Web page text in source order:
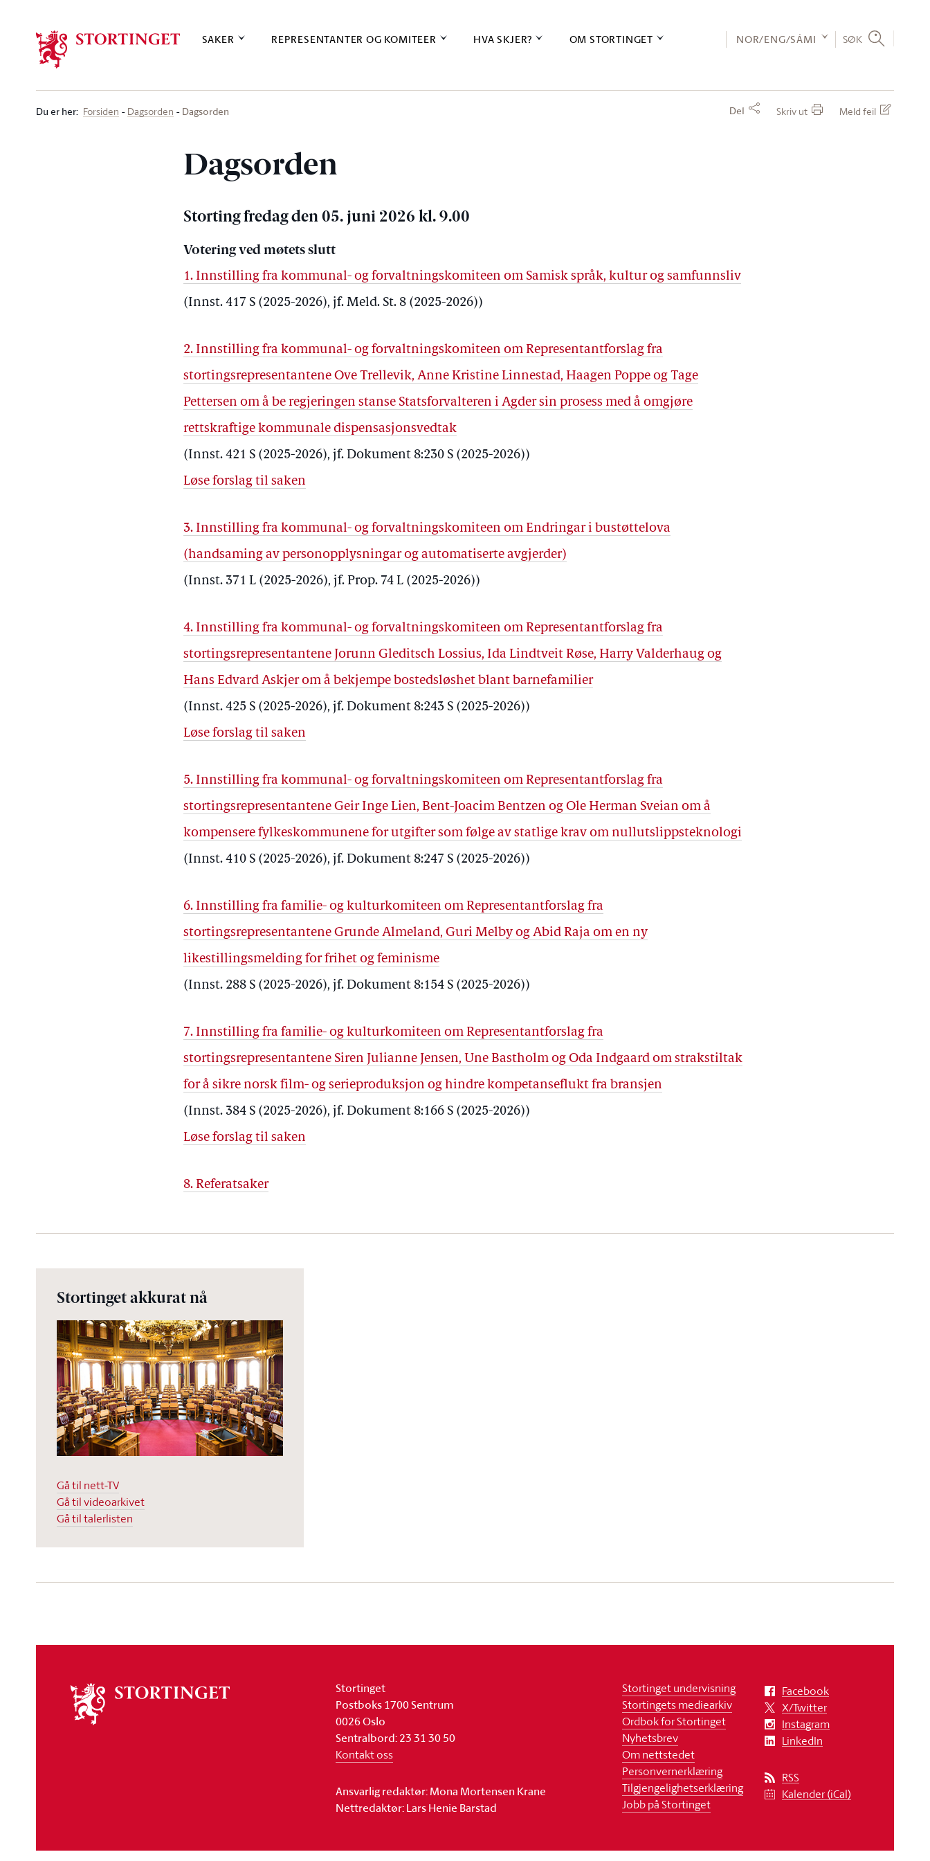
SAKER REPRESENTANTER OG KOMITEER HVA SKJER? OM STORTINGET NOR/ENG/SÁMI SØK
Du er her: Forsiden Dagsorden Dagsorden Del Skriv ut Meld feil
Dagsorden
Storting fredag den 05. juni 2026 kl. 9.00
Votering ved møtets slutt
1. Innstilling fra kommunal- og forvaltningskomiteen om Samisk språk, kultur og samfunnsliv
(Innst. 417 S (2025-2026), jf. Meld. St. 8 (2025-2026))
2. Innstilling fra kommunal- og forvaltningskomiteen om Representantforslag fra
stortingsrepresentantene Ove Trellevik, Anne Kristine Linnestad, Haagen Poppe og Tage
Pettersen om å be regjeringen stanse Statsforvalteren i Agder sin prosess med å omgjøre
rettskraftige kommunale dispensasjonsvedtak
(Innst. 421 S (2025-2026), jf. Dokument 8:230 S (2025-2026))
Løse forslag til saken
3. Innstilling fra kommunal- og forvaltningskomiteen om Endringar i bustøttelova
(handsaming av personopplysningar og automatiserte avgjerder)
(Innst. 371 L (2025-2026), jf. Prop. 74 L (2025-2026))
4. Innstilling fra kommunal- og forvaltningskomiteen om Representantforslag fra
stortingsrepresentantene Jorunn Gleditsch Lossius, Ida Lindtveit Røse, Harry Valderhaug og
Hans Edvard Askjer om å bekjempe bostedsløshet blant barnefamilier
(Innst. 425 S (2025-2026), jf. Dokument 8:243 S (2025-2026))
Løse forslag til saken
5. Innstilling fra kommunal- og forvaltningskomiteen om Representantforslag fra
stortingsrepresentantene Geir Inge Lien, Bent-Joacim Bentzen og Ole Herman Sveian om å
kompensere fylkeskommunene for utgifter som følge av statlige krav om nullutslippsteknologi
(Innst. 410 S (2025-2026), jf. Dokument 8:247 S (2025-2026))
6. Innstilling fra familie- og kulturkomiteen om Representantforslag fra
stortingsrepresentantene Grunde Almeland, Guri Melby og Abid Raja om en ny
likestillingsmelding for frihet og feminisme
(Innst. 288 S (2025-2026), jf. Dokument 8:154 S (2025-2026))
7. Innstilling fra familie- og kulturkomiteen om Representantforslag fra
stortingsrepresentantene Siren Julianne Jensen, Une Bastholm og Oda Indgaard om strakstiltak
for å sikre norsk film- og serieproduksjon og hindre kompetanseflukt fra bransjen
(Innst. 384 S (2025-2026), jf. Dokument 8:166 S (2025-2026))
Løse forslag til saken
8. Referatsaker
Stortinget akkurat nå
Gå til nett-TV
Gå til videoarkivet
Gå til talerlisten
stortinget
Stortinget
Postboks 1700 Sentrum
0026 Oslo
Sentralbord: 23 31 30 50
Kontakt oss
Ansvarlig redaktør: Mona Mortensen Krane
Nettredaktør: Lars Henie Barstad
Stortinget undervisning
Stortingets mediearkiv
Ordbok for Stortinget
Nyhetsbrev
Om nettstedet
Personvernerklæring
Tilgjengelighetserklæring
Jobb på Stortinget
Facebook
X/Twitter
Instagram
LinkedIn
RSS
Kalender (iCal)